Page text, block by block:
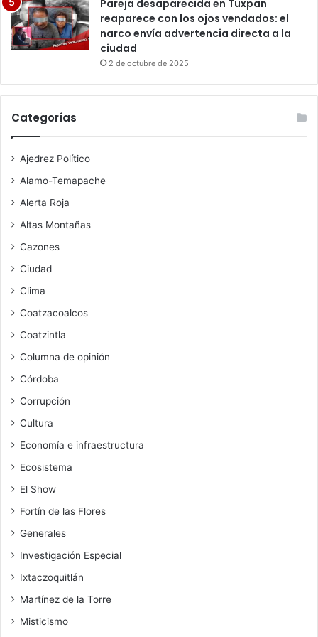
Pareja desaparecida en Tuxpan
reaparece con los ojos vendados: el
narco envía advertencia directa a la
ciudad
2 de octubre de 2025
Categorías
Ajedrez Político
Alamo-Temapache
Alerta Roja
Altas Montañas
Cazones
Ciudad
Clima
Coatzacoalcos
Coatzintla
Columna de opinión
Córdoba
Corrupción
Cultura
Economía e infraestructura
Ecosistema
El Show
Fortín de las Flores
Generales
Investigación Especial
Ixtaczoquitlán
Martínez de la Torre
Misticismo